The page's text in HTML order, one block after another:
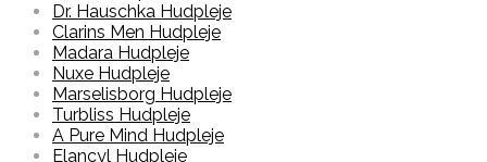
Dr. Hauschka Hudpleje
Clarins Men Hudpleje
Madara Hudpleje
Nuxe Hudpleje
Marselisborg Hudpleje
Turbliss Hudpleje
A Pure Mind Hudpleje
Elancyl Hudpleje